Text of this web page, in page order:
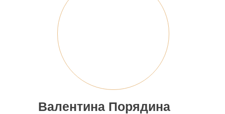
ПОДРОБНЕЕ
Кухня угловая белая
Валентина Порядина